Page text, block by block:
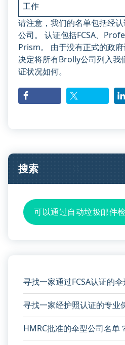
工作
请注意，我们的名单包括经
公司。 认证包括FCSA、
Prism。 由于没有正式的政
决定将所有Brolly公司列入我
证状况如何。
搜索
您
的
到
里
寻找一家通过FCSA认证的伞
寻找一家经护照认证的专业
HMRC批准的伞型公司名单